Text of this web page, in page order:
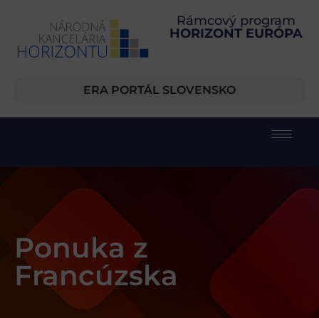
Rámcový program
HORIZONT EURÓPA
ERA PORTÁL SLOVENSKO
Ponuka z
Francúzska